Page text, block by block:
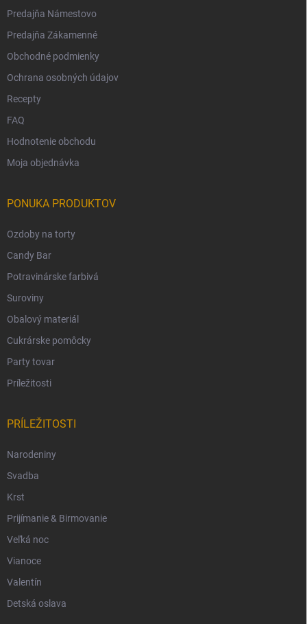
Predajňa Námestovo
Predajňa Zákamenné
Obchodné podmienky
Ochrana osobných údajov
Recepty
FAQ
Hodnotenie obchodu
Moja objednávka
PONUKA PRODUKTOV
Ozdoby na torty
Candy Bar
Potravinárske farbivá
Suroviny
Obalový materiál
Cukrárske pomôcky
Party tovar
Príležitosti
PRÍLEŽITOSTI
Narodeniny
Svadba
Krst
Prijímanie & Birmovanie
Veľká noc
Vianoce
Valentín
Detská oslava